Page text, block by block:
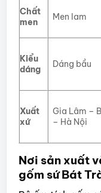
Chất
men
Men lam
Kiểu
dáng
Dáng bầu
Xuất
xứ
Gia Lâm –
– Hà Nội
Nơi sản xuất
gốm sứ Bát